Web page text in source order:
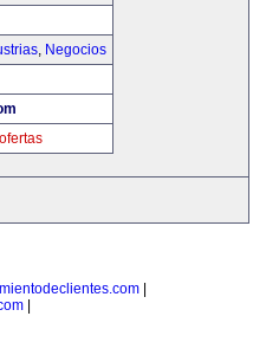
, Negocios
|
|